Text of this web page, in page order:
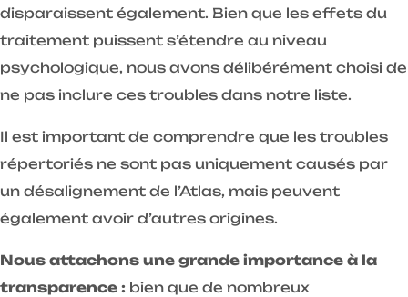
disparaissent également. Bien que les effets du
traitement puissent s’étendre au niveau
psychologique, nous avons délibérément choisi de
ne pas inclure ces troubles dans notre liste.
Il est important de comprendre que les troubles
répertoriés ne sont pas uniquement causés par
un désalignement de l’Atlas, mais peuvent
également avoir d’autres origines.
Nous attachons une grande importance à la
transparence : bien que de nombreux